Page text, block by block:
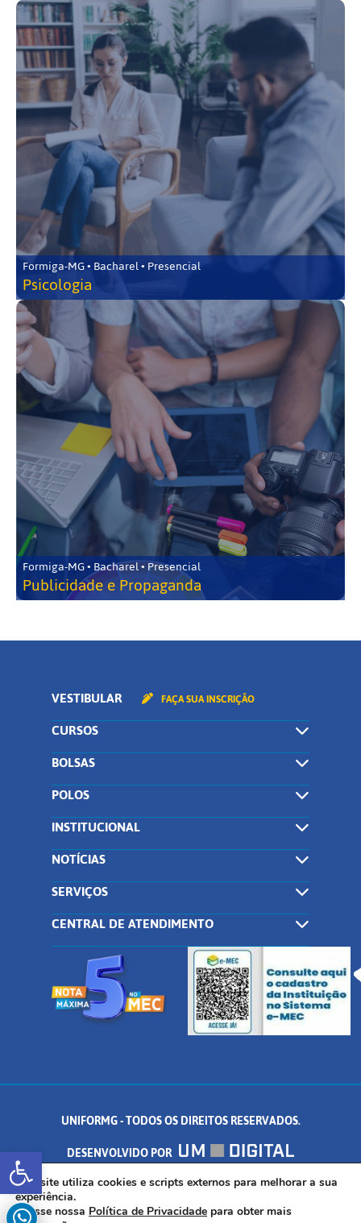
Abrir a barra de ferramentas
Formiga-MG • Bacharel • Presencial
Psicologia
Formiga-MG • Bacharel • Presencial
Publicidade e Propaganda
VESTIBULAR FAÇA SUA INSCRIÇÃO
CURSOS
BOLSAS
POLOS
INSTITUCIONAL
NOTÍCIAS
SERVIÇOS
CENTRAL DE ATENDIMENTO
UNIFORMG - TODOS OS DIREITOS RESERVADOS.
DESENVOLVIDO POR
AV. DR. ARNALDO DE SENNA, 328 - PALMEIRAS, FORMIGA/MG - CEP:
35.574.530
Este site utiliza cookies e scripts externos para melhorar a sua
experiência.
Acesse nossa Política de Privacidade para obter mais